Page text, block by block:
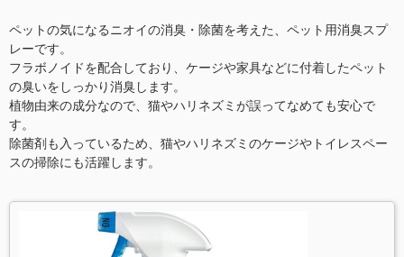
ペットの気になるニオイの消臭・除菌を考えた、ペット用消臭スプ
レーです。
フラボノイドを配合しており、ケージや家具などに付着したペット
の臭いをしっかり消臭します。
植物由来の成分なので、猫やハリネズミが誤ってなめても安心で
す。
除菌剤も入っているため、猫やハリネズミのケージやトイレスペー
スの掃除にも活躍します。